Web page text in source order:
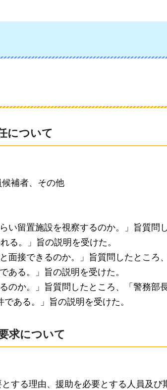
について
補者、その他
い留置施設を視察するのか。」旨質問
る。」旨の説明を受けた。
面接できるのか。」旨質問したところ
ある。」旨の説明を受けた。
のか。」旨質問したところ、「警務部
ある。」旨の説明を受けた。
求について
する理由、援助を必要とする人員及び